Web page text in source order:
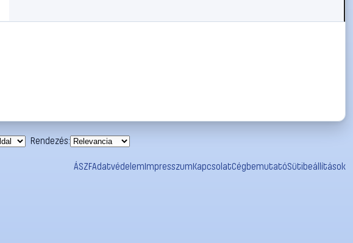
Rendezés:
ÁSZFAdatvédelemImpresszumKapcsolatCégbemutatóSütibeállítások